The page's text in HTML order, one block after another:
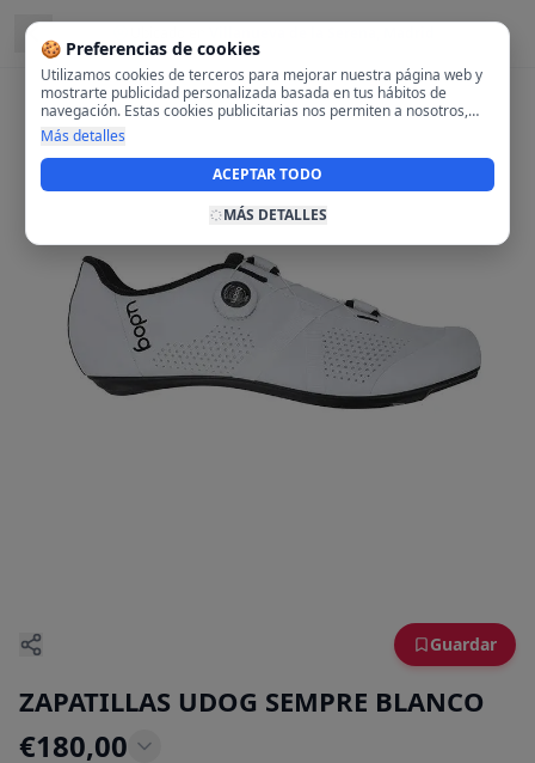
🍪 Preferencias de cookies
Utilizamos cookies de terceros para mejorar nuestra página web y
mostrarte publicidad personalizada basada en tus hábitos de
navegación. Estas cookies publicitarias nos permiten a nosotros,
analizar tu navegación en nuestra página y en internet para
mostrarte anuncios relevantes para ti. Al activarlas, aceptas el uso
de cookies para fines publicitarios y la recopilación y tratamiento de
tus datos de navegación, incluyendo la posible compartición de
Más detalles
ACEPTAR TODO
MÁS DETALLES
Guardar
ZAPATILLAS UDOG SEMPRE BLANCO
€180,00